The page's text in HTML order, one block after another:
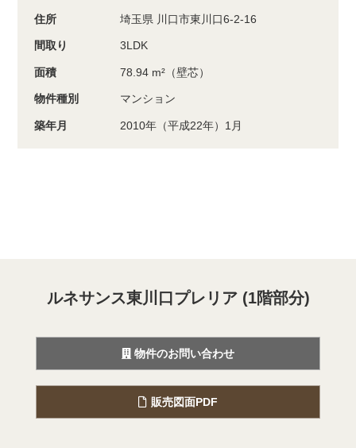
住所 埼玉県 川口市東川口6-2-16
間取り 3LDK
面積 78.94 m²（壁芯）
物件種別 マンション
築年月 2010年（平成22年）1月
ルネサンス東川口プレリア (1階部分)
物件のお問い合わせ
販売図面PDF